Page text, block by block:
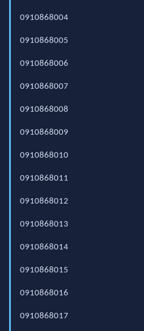
0910868004
0910868005
0910868006
0910868007
0910868008
0910868009
0910868010
0910868011
0910868012
0910868013
0910868014
0910868015
0910868016
0910868017